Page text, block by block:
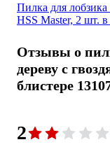
Пилка для
HSS Master, 2 шт.
Отзывы о
дереву с
блистере
2